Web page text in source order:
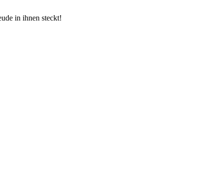
in ihnen steckt!